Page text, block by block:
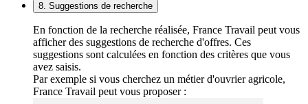
8. Suggestions de recherche
En fonction de la recherche réalisée, France Travail peut vous
afficher des suggestions de recherche d'offres. Ces
suggestions sont calculées en fonction des critères que vous
avez saisis.
Par exemple si vous cherchez un métier d'ouvrier agricole,
France Travail peut vous proposer :